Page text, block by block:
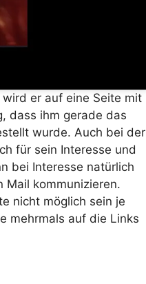
er auf eine Seite mit
dass ihm gerade das
wurde. Auch bei der
für sein Interesse und
bei Interesse natürlich
Mail kommunizieren.
nicht möglich sein je
mehrmals auf die Links